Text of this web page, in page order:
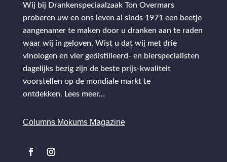
Wij bij Drankenspeciaalzaak Ton Overmars
proberen uw en ons leven al sinds 1971 een beetje
aangenamer te maken door u dranken aan te raden
waar wij in geloven. Wist u dat wij met drie
vinologen en vier gedistilleerd- en bierspecialisten
dagelijks bezig zijn de beste prijs-kwaliteit
voorstellen op de mondiale markt te
ontdekken. Lees meer…
Columns Mokums Magazine